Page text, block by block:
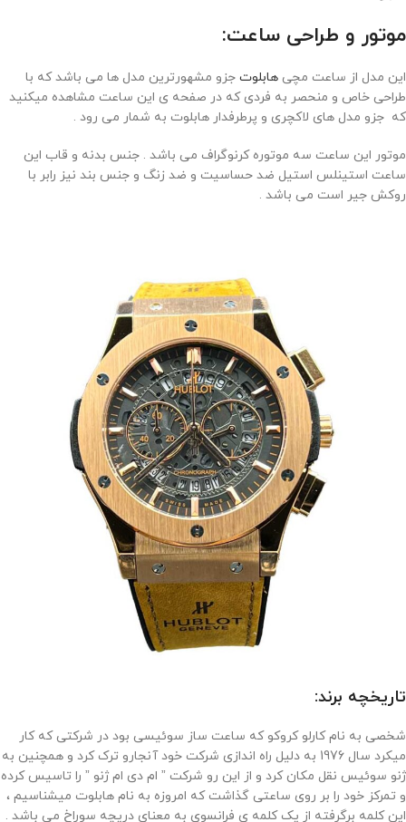
موتور و طراحی ساعت:
این مدل از ساعت مچی هابلوت جزو مشهورترین مدل ها می باشد که با
طراحی خاص و منحصر به فردی که در صفحه ی این ساعت مشاهده میکنید
که جزو مدل های لاکچری و پرطرفدار هابلوت به شمار می رود .
موتور این ساعت سه موتوره کرنوگراف می باشد . جنس بدنه و قاب این
ساعت استینلس استیل ضد حساسیت و ضد زنگ و جنس بند نیز رابر با
روکش جیر است می باشد .
تاریخچه برند:
شخصی به نام کارلو کروکو که ساعت ساز سوئیسی بود در شرکتی که کار
میکرد سال 1976 به دلیل راه اندازی شرکت خود آنجارو ترک کرد و همچنین به
ژنو سوئیس نقل مکان کرد و از این رو شرکت ” ام دی ام ژنو ” را تاسیس کرده
و تمرکز خود را بر روی ساعتی گذاشت که امروزه به نام هابلوت میشناسیم ،
این کلمه برگرفته از یک کلمه ی فرانسوی به معنای دریچه سوراخ می باشد .